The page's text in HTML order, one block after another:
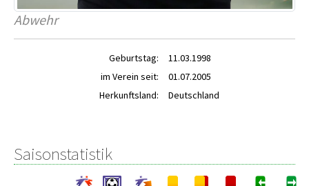
Abwehr
Geburtstag:
11.03.1998
im Verein seit:
01.07.2005
Herkunftsland:
Deutschland
Saisonstatistik